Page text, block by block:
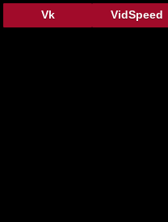
VidSpeed
Vk